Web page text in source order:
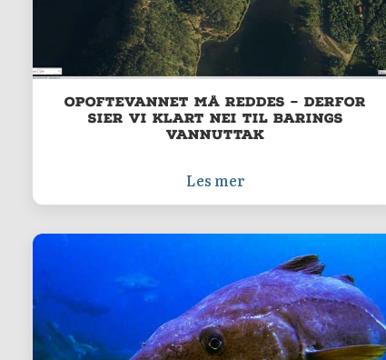
Opoftevannet må reddes – derfor
sier vi klart nei til Barings
vannuttak
Les mer